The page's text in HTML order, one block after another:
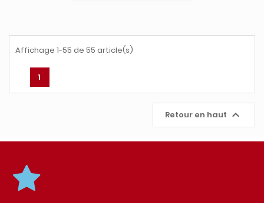
Affichage 1-55 de 55 article(s)
1
Retour en haut 